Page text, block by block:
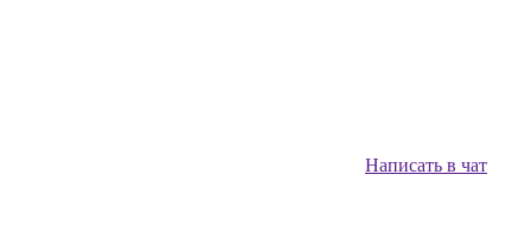
Написать в чат